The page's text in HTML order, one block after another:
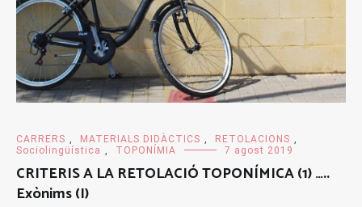
CARRERS , MATERIALS DIDÀCTICS , RETOLACIONS ,
Sociolingüística , TOPONÍMIA 7 agost 2019
CRITERIS A LA RETOLACIÓ TOPONÍMICA (1) …..
Exònims (I)